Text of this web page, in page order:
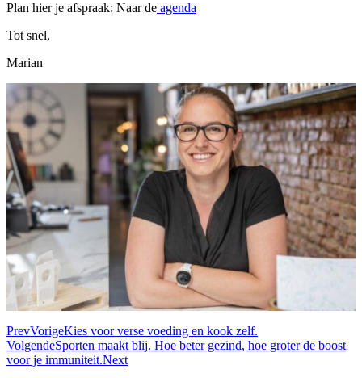
Plan hier je afspraak: Naar de agenda
Tot snel,
Marian
PrevVorigeKies voor verse voeding en kook zelf.
VolgendeSporten maakt blij. Hoe beter gezind, hoe groter de boost
voor je immuniteit.Next